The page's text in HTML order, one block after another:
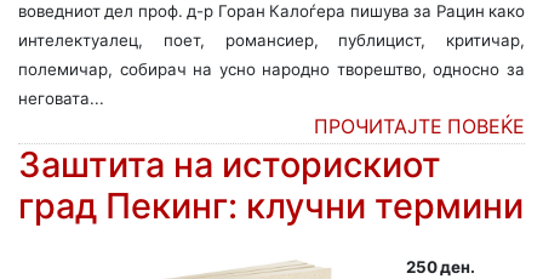
воведниот дел проф. д-р Горан Калоѓера пишува за Рацин како
интелектуалец, поет, романсиер, публицист, критичар,
полемичар, собирач на усно народно творештво, односно за
неговата...
ПРОЧИТАЈТЕ ПОВЕЌЕ
Заштита на историскиот
град Пекинг: клучни термини
250 ден.